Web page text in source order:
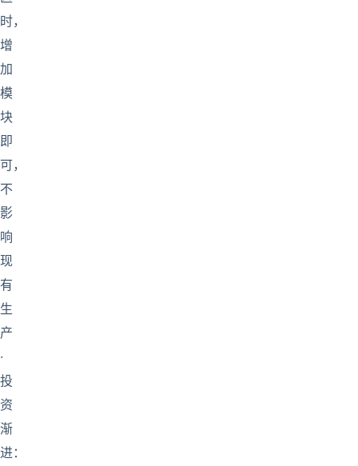
时，
增
加
模
块
即
可，
不
影
响
现
有
生
产
·
投
资
渐
进：